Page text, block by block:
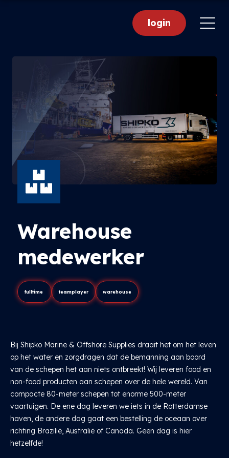
login
Warehouse
medewerker
fulltime teamplayer warehouse
Bij Shipko Marine & Offshore Supplies draait het om het leven
op het water en zorgdragen dat de bemanning aan boord
van de schepen het aan niets ontbreekt! Wij leveren food en
non-food producten aan schepen over de hele wereld. Van
compacte 80-meter schepen tot enorme 500-meter
vaartuigen. De ene dag leveren we iets in de Rotterdamse
haven, de andere dag gaat een bestelling de oceaan over
richting Brazilië, Australië of Canada. Geen dag is hier
hetzelfde!